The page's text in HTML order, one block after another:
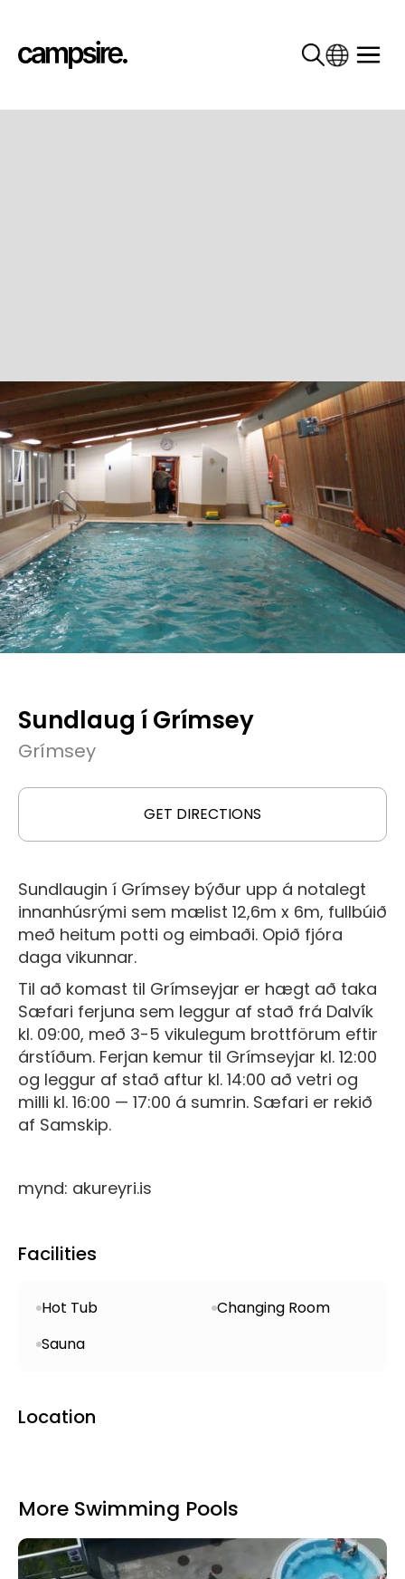
Sundlaug í Grímsey
Grímsey
GET DIRECTIONS
Sundlaugin í Grímsey býður upp á notalegt
innanhúsrými sem mælist 12,6m x 6m, fullbúið
með heitum potti og eimbaði. Opið fjóra
daga vikunnar.
Til að komast til Grímseyjar er hægt að taka
Sæfari ferjuna sem leggur af stað frá Dalvík
kl. 09:00, með 3-5 vikulegum brottförum eftir
árstíðum. Ferjan kemur til Grímseyjar kl. 12:00
og leggur af stað aftur kl. 14:00 að vetri og
milli kl. 16:00 — 17:00 á sumrin. Sæfari er rekið
af Samskip.
mynd: akureyri.is
Facilities
Hot Tub
Changing Room
Sauna
Location
More Swimming Pools